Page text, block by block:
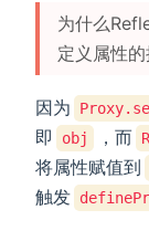
为什么
定义属性的
因为
即
obj ，而
将属性赋值到
触发